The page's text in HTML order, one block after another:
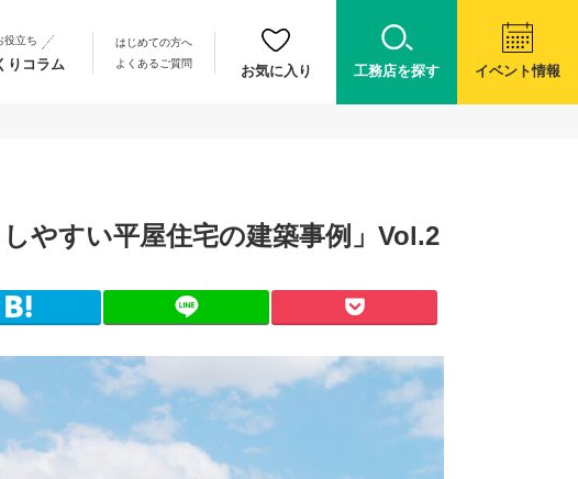
役立ち
りコラム
はじめての方へ
よくあるご質問
お気に入り 工務店を探す イベント情報
やすい平屋住宅の建築事例」Vol.2